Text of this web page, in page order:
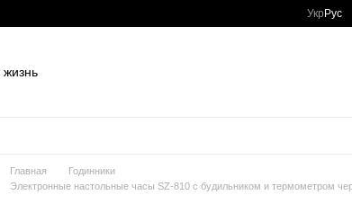
Укр Рус
Главная
Годинники
Электронные настольные часы SZ-810 с будильником и термометром